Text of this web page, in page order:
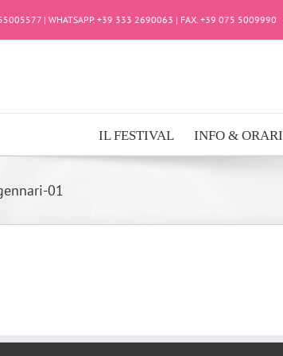
| WHATSAPP. +39 333 2690063 | FAX. +39 075 5009990
IL FESTIVAL INFO & ORARI
01